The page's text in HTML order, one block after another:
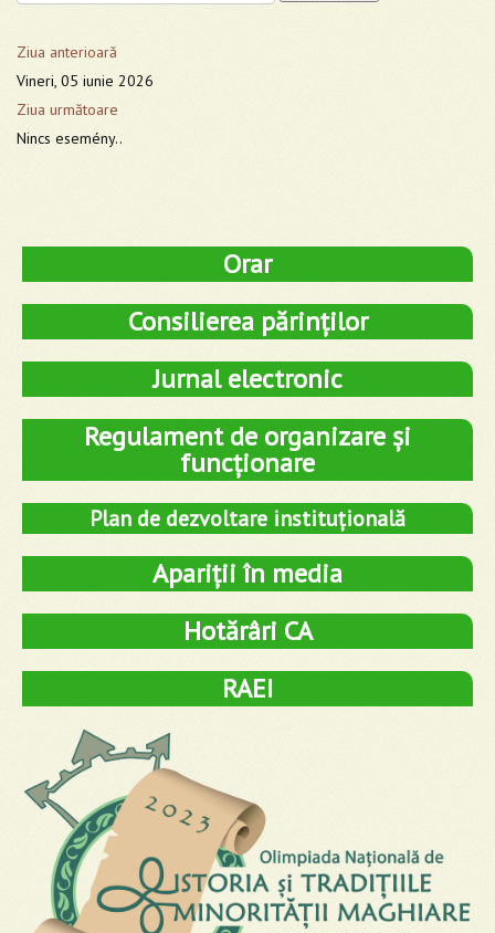
Ziua anterioară
Vineri, 05 iunie 2026
Ziua următoare
Nincs esemény..
Orar
Consilierea părinților
Jurnal electronic
Regulament de organizare și
funcționare
Plan de dezvoltare instituțională
Apariții în media
Hotărâri CA
RAEI